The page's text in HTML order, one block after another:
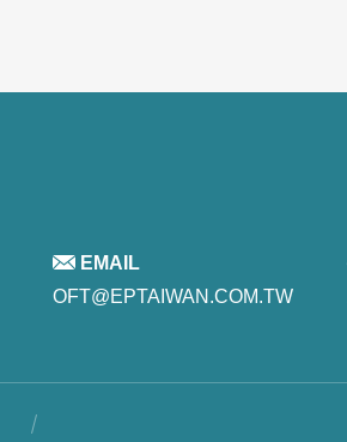
EMAIL
OFT@EPTAIWAN.COM.TW